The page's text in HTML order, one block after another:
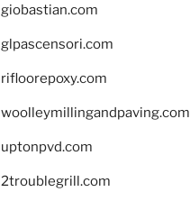
giobastian.com
glpascensori.com
rifloorepoxy.com
woolleymillingandpaving.com
uptonpvd.com
2troublegrill.com